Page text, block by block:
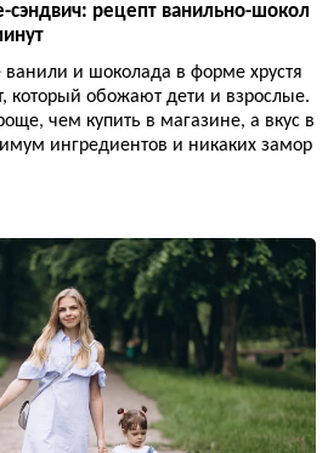
рецепт ванильно-шокол
ванили и шоколада в форме хрустя
который обожают дети и взрослые.
чем купить в магазине, а вкус в
ингредиентов и никаких замор